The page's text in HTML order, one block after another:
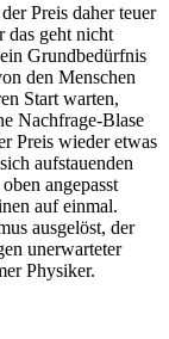
Preis daher teuer
das geht nicht
Grundbedürfnis
den Menschen
Start warten,
Nachfrage-Blase
Preis wieder etwas
aufstauenden
angepasst
auf einmal.
ausgelöst, der
unerwarteter
Physiker.